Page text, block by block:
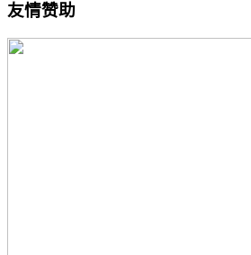
友情赞助